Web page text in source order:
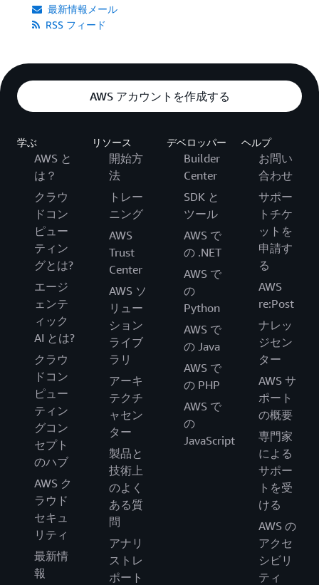
最新情報メール
RSS フィード
AWS アカウントを作成する
学ぶ
AWS と
は？
クラウ
ドコン
ピュー
ティン
グとは?
エージ
ェンテ
ィック
AI とは?
クラウ
ドコン
ピュー
ティン
グコン
セプト
のハブ
AWS ク
ラウド
セキュ
リティ
最新情
報
リソース
開始方
法
トレー
ニング
AWS
Trust
Center
AWS ソ
リュー
ション
ライブ
ラリ
アーキ
テクチ
ャセン
ター
製品と
技術上
のよく
ある質
問
アナリ
ストレ
ポート
デベロッパー
Builder
Center
SDK と
ツール
AWS で
の .NET
AWS で
の
Python
AWS で
の Java
AWS で
の PHP
AWS で
の
JavaScript
ヘルプ
お問い
合わせ
サポー
トチケ
ットを
申請す
る
AWS
re:Post
ナレッ
ジセン
ター
AWS サ
ポート
の概要
専門家
による
サポー
トを受
ける
AWS の
アクセ
シビリ
ティ